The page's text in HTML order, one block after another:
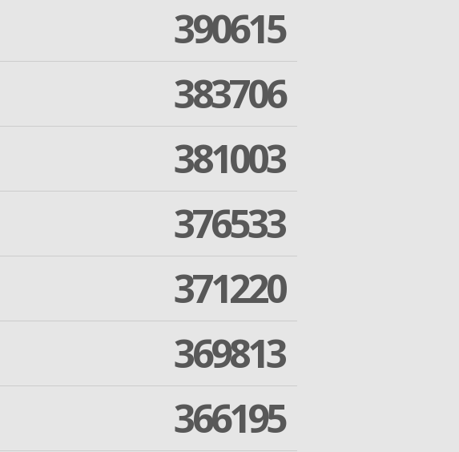
390615
383706
381003
376533
371220
369813
366195